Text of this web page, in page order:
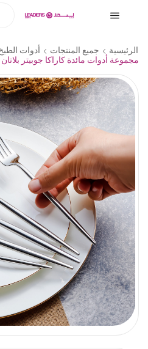
الرئيسية جميع المنتجات أدوات
مجموعة أدوات مائدة كاراكا جوبيتر بلاتان 84 قطعة مع صندوق